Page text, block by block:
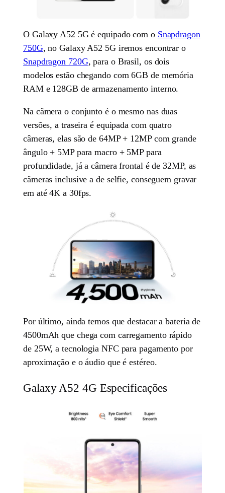
O Galaxy A52 5G é equipado com o Snapdragon
750G, no Galaxy A52 5G iremos encontrar o
Snapdragon 720G, para o Brasil, os dois
modelos estão chegando com 6GB de memória
RAM e 128GB de armazenamento interno.
Na câmera o conjunto é o mesmo nas duas
versões, a traseira é equipada com quatro
câmeras, elas são de 64MP + 12MP com grande
ângulo + 5MP para macro + 5MP para
profundidade, já a câmera frontal é de 32MP, as
câmeras inclusive a de selfie, conseguem gravar
em até 4K a 30fps.
Por último, ainda temos que destacar a bateria de
4500mAh que chega com carregamento rápido
de 25W, a tecnologia NFC para pagamento por
aproximação e o áudio que é estéreo.
Galaxy A52 4G Especificações